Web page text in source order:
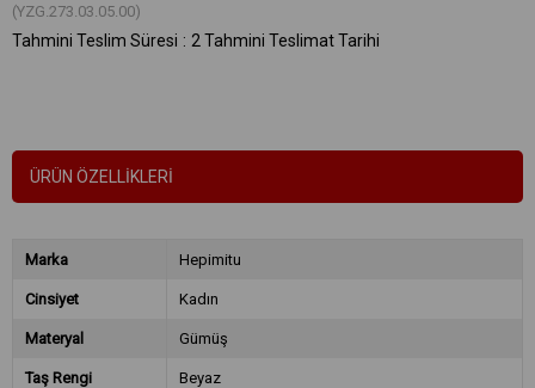
(YZG.273.03.05.00)
Tahmini Teslim Süresi : 2 Tahmini Teslimat Tarihi
ÜRÜN ÖZELLIKLERI
Marka Hepimitu
Cinsiyet Kadın
Materyal Gümüş
Taş Rengi Beyaz